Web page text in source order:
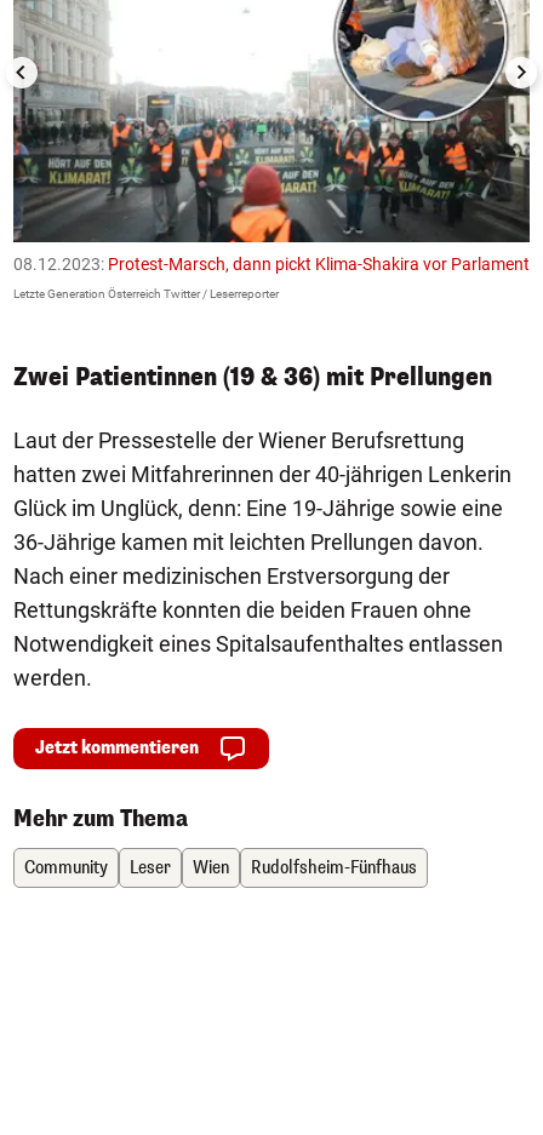
08.12.2023: Protest-Marsch, dann pickt Klima-Shakira vor Parlament
Letzte Generation Österreich Twitter / Leserreporter
Zwei Patientinnen (19 & 36) mit Prellungen
Laut der Pressestelle der Wiener Berufsrettung
hatten zwei Mitfahrerinnen der 40-jährigen Lenkerin
Glück im Unglück, denn: Eine 19-Jährige sowie eine
36-Jährige kamen mit leichten Prellungen davon.
Nach einer medizinischen Erstversorgung der
Rettungskräfte konnten die beiden Frauen ohne
Notwendigkeit eines Spitalsaufenthaltes entlassen
werden.
Jetzt kommentieren
Mehr zum Thema
Community Leser Wien Rudolfsheim-Fünfhaus